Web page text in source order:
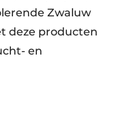
Zwaluw
deze producten
en